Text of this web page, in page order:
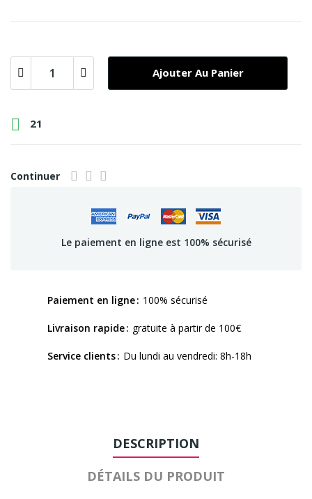
Ajouter Au Panier
 21
Continuer
Le paiement en ligne est 100% sécurisé
Paiement en ligne 100% sécurisé
Livraison rapide gratuite à partir de 100€
Service clients Du lundi au vendredi: 8h-18h
DESCRIPTION
DÉTAILS DU PRODUIT